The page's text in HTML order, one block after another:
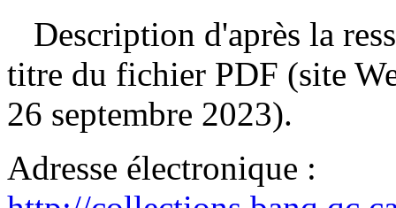
Description d'après la
titre du fichier PDF (site
26 septembre 2023).
Adresse électronique :